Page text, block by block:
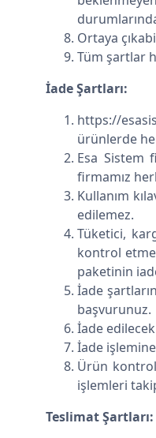
Ortaya
Tüm şartlar
İade Şartları:
https://
ürünlerde
Esa Sistem
firmamız
Kullanım
edilemez.
Tüketici,
kontrol
paketinin
İade
başvurunuz.
İade
İade
Ürün
işlemleri
Teslimat Şartları: